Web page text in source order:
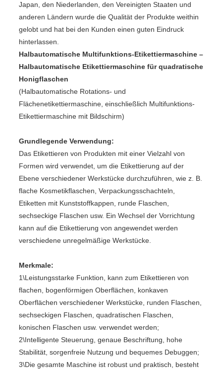
Japan, den Niederlanden, den Vereinigten Staaten und
anderen Ländern wurde die Qualität der Produkte weithin
gelobt und hat bei den Kunden einen guten Eindruck
hinterlassen.
Halbautomatische Multifunktions-Etikettiermaschine –
Halbautomatische Etikettiermaschine für quadratische
Honigflaschen
(Halbautomatische Rotations- und
Flächenetikettiermaschine, einschließlich Multifunktions-
Etikettiermaschine mit Bildschirm)
Grundlegende Verwendung:
Das Etikettieren von Produkten mit einer Vielzahl von
Formen wird verwendet, um die Etikettierung auf der
Ebene verschiedener Werkstücke durchzuführen, wie z. B.
flache Kosmetikflaschen, Verpackungsschachteln,
Etiketten mit Kunststoffkappen, runde Flaschen,
sechseckige Flaschen usw. Ein Wechsel der Vorrichtung
kann auf die Etikettierung von angewendet werden
verschiedene unregelmäßige Werkstücke.
Merkmale:
1\Leistungsstarke Funktion, kann zum Etikettieren von
flachen, bogenförmigen Oberflächen, konkaven
Oberflächen verschiedener Werkstücke, runden Flaschen,
sechseckigen Flaschen, quadratischen Flaschen,
konischen Flaschen usw. verwendet werden;
2\Intelligente Steuerung, genaue Beschriftung, hohe
Stabilität, sorgenfreie Nutzung und bequemes Debuggen;
3\Die gesamte Maschine ist robust und praktisch, besteht